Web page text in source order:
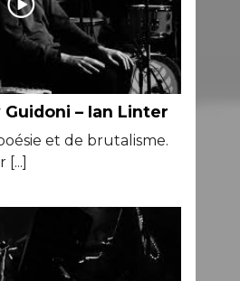
– Ian Linter
et de brutalisme.
[...]